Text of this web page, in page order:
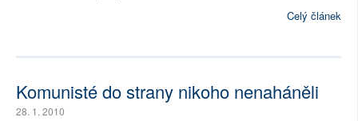
Celý článek
Komunisté do strany nikoho nenaháněli
28. 1. 2010